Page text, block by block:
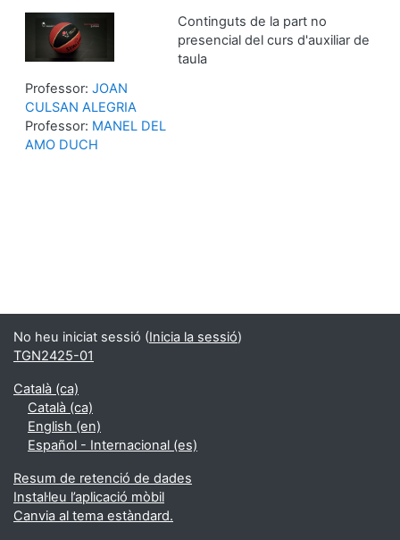
Continguts de la part no
presencial del curs d'auxiliar de
taula
Professor: JOAN
CULSAN ALEGRIA
Professor: MANEL DEL
AMO DUCH
No heu iniciat sessió (Inicia la sessió)
TGN2425-01
Català ‎(ca)‎
Català ‎(ca)‎
English ‎(en)‎
Español - Internacional ‎(es)‎
Resum de retenció de dades
Instal·leu l’aplicació mòbil
Canvia al tema estàndard.